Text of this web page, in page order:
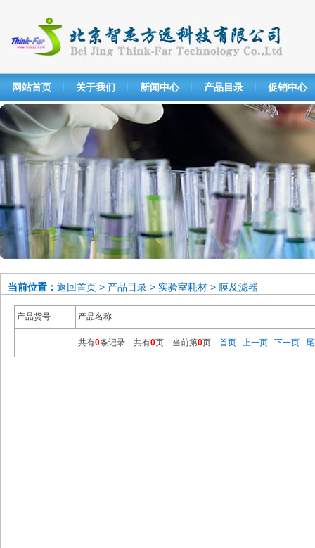
网站首页 关于我们 新闻中心 产品目录 促销中心
当前位置： 返回首页 > 产品目录 > 实验室耗材 > 膜及滤器
产品货号 产品名称
共有0条记录 共有0页 当前第0页 首页 上一页 下一页